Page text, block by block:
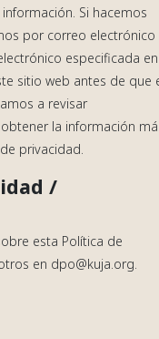
Si hacemos
por correo electrónico
especificada
sitio web antes de que
a revisar
la información
privacidad.
/
esta Política de
en dpo@kuja.org.